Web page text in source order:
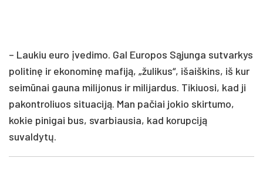
– Laukiu euro įvedimo. Gal Europos Sąjunga sutvarkys
politinę ir ekonominę mafiją, „žulikus“, išaiškins, iš kur
seimūnai gauna milijonus ir milijardus. Tikiuosi, kad ji
pakontroliuos situaciją. Man pačiai jokio skirtumo,
kokie pinigai bus, svarbiausia, kad korupciją
suvaldytų.